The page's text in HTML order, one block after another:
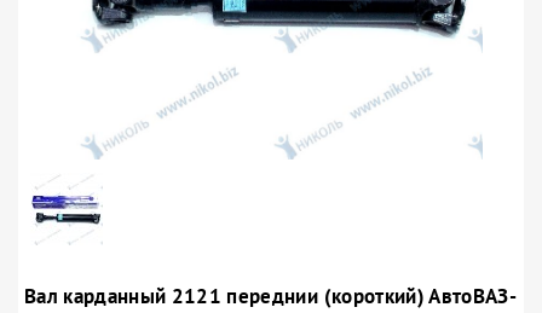
Вал карданный 2121 переднии (короткий) АвтоВАЗ-